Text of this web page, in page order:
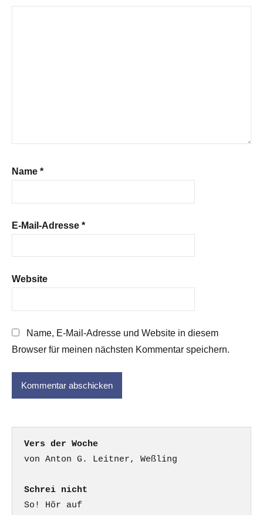
Name *
E-Mail-Adresse *
Website
Name, E-Mail-Adresse und Website in diesem
Browser für meinen nächsten Kommentar speichern.
Vers der Woche
Schrei nicht
So! Hör auf